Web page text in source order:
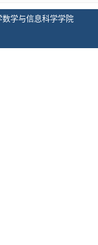
数学与信息科学学院